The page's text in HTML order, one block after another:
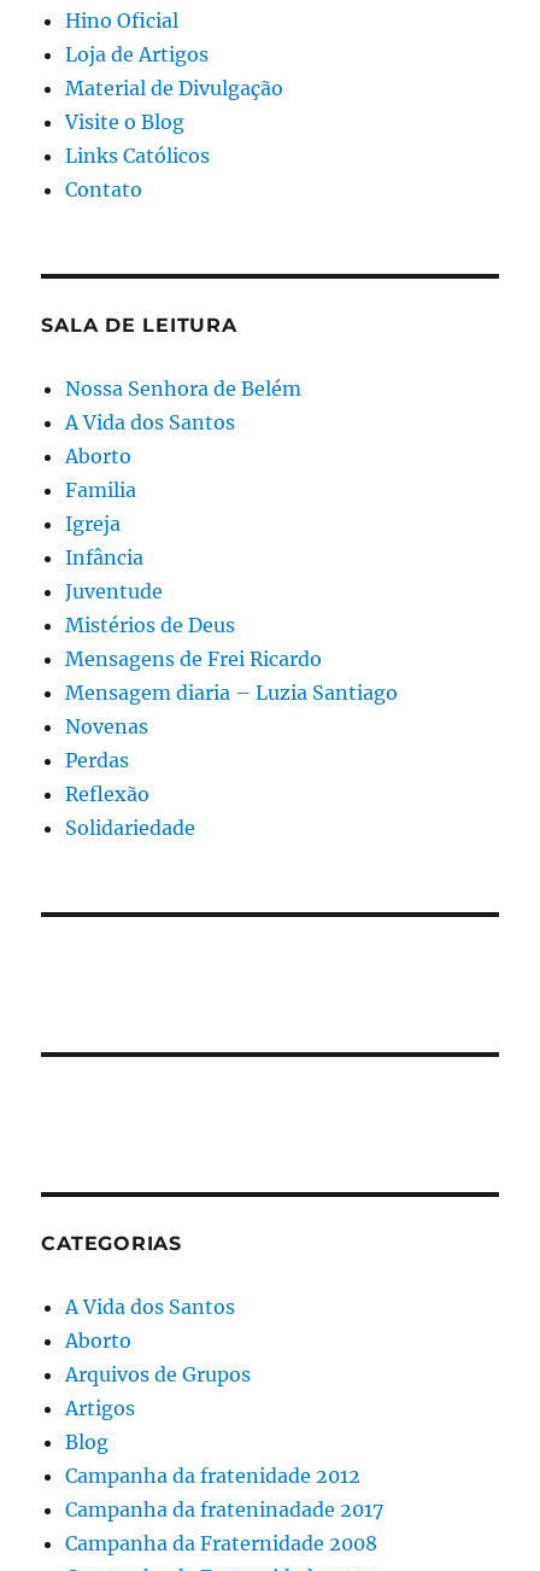
Hino Oficial
Loja de Artigos
Material de Divulgação
Visite o Blog
Links Católicos
Contato
SALA DE LEITURA
Nossa Senhora de Belém
A Vida dos Santos
Aborto
Familia
Igreja
Infância
Juventude
Mistérios de Deus
Mensagens de Frei Ricardo
Mensagem diaria – Luzia Santiago
Novenas
Perdas
Reflexão
Solidariedade
CATEGORIAS
A Vida dos Santos
Aborto
Arquivos de Grupos
Artigos
Blog
Campanha da fratenidade 2012
Campanha da frateninadade 2017
Campanha da Fraternidade 2008